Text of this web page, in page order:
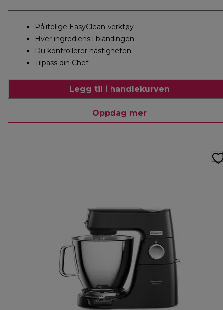
Pålitelige EasyClean-verktøy
Hver ingrediens i blandingen
Du kontrollerer hastigheten
Tilpass din Chef
Legg til i handlekurven
Oppdag mer